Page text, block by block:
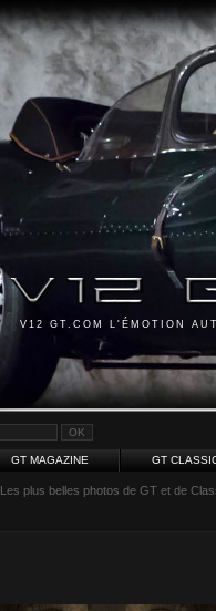
V12 GT.COM L'ÉMOTION
GT MAGAZINE GT
Les plus belles photos de GT et de